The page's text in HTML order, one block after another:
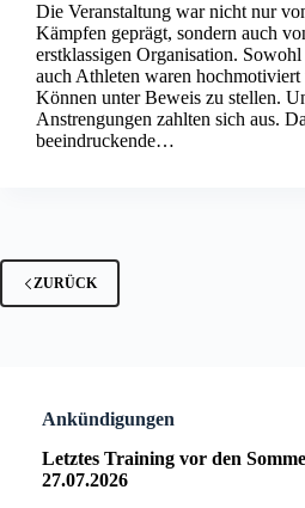
Die Veranstaltung war nicht nur
Kämpfen geprägt, sondern auch
erstklassigen Organisation. Sowohl
auch Athleten waren
Können unter Beweis zu stellen.
Anstrengungen zahlten sich aus.
beeindruckende…
ZURÜCK
Ankündigungen
Letztes Training vor den
27.07.2026